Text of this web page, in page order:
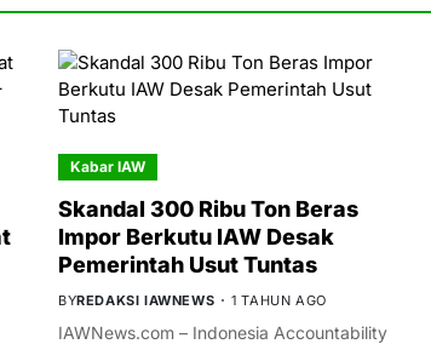
Kabar IAW
Skandal 300 Ribu Ton Beras
Impor Berkutu IAW Desak
Pemerintah Usut Tuntas
BYREDAKSI IAWNEWS 1 TAHUN AGO
IAWNews.com – Indonesia Accountability